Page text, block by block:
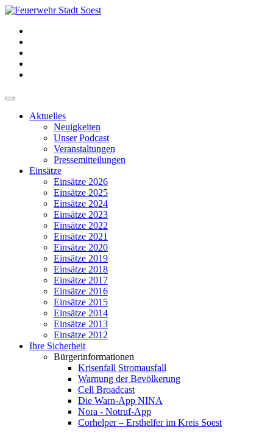
Aktuelles
Neuigkeiten
Unser Podcast
Veranstaltungen
Pressemitteilungen
Einsätze
Einsätze 2026
Einsätze 2025
Einsätze 2024
Einsätze 2023
Einsätze 2022
Einsätze 2021
Einsätze 2020
Einsätze 2019
Einsätze 2018
Einsätze 2017
Einsätze 2016
Einsätze 2015
Einsätze 2014
Einsätze 2013
Einsätze 2012
Ihre Sicherheit
Bürgerinformationen
Krisenfall Stromausfall
Warnung der Bevölkerung
Cell Broadcast
Die Warn-App NINA
Nora - Notruf-App
Corhelper – Ersthelfer im Kreis Soest